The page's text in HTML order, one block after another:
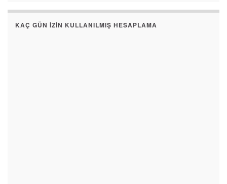
KAÇ GÜN İZIN KULLANILMIŞ HESAPLAMA